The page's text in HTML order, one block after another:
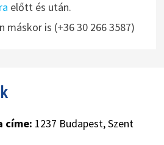
előtt és után.
máskor is (+36 30 266 3587)
címe: 1237 Budapest, Szent